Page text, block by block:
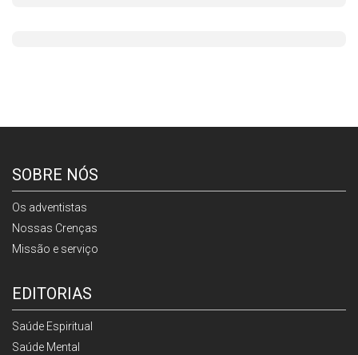
SOBRE NÓS
Os adventistas
Nossas Crenças
Missão e serviço
EDITORIAS
Saúde Espiritual
Saúde Mental